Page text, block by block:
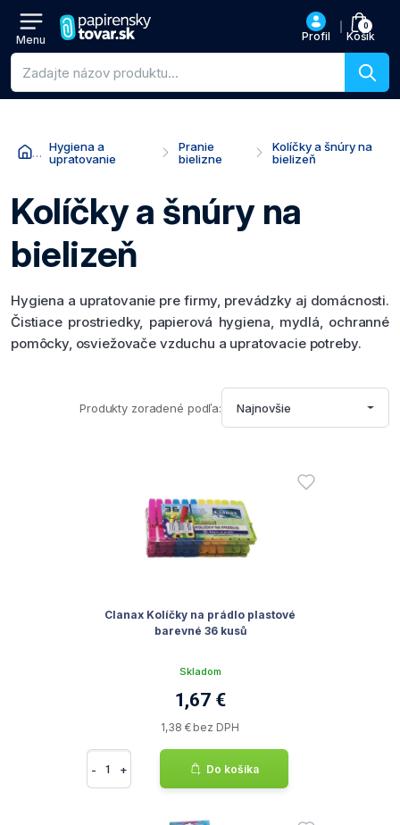
Menu Profil
0
Košík
Vyhľadávanie produktov
Hygiena a
upratovanie
Pranie
bielizne
Kolíčky a šnúry na
bielizeň
Kolíčky a šnúry na
bielizeň
Hygiena a upratovanie pre firmy, prevádzky aj domácnosti.
Čistiace prostriedky, papierová hygiena, mydlá, ochranné
pomôcky, osviežovače vzduchu a upratovacie potreby.
Produkty zoradené podľa: Najnovšie
Clanax Kolíčky na prádlo plastové
barevné 36 kusů
Skladom
1,67 €
1,38 € bez DPH
- + Do košíka